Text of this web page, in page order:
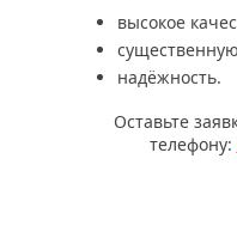
высокое
надёжность.
Оставьте
телефону: